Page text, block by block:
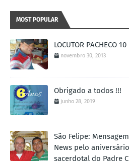
MOST POPULAR
LOCUTOR PACHECO 10
novembro 30, 2013
Obrigado a todos !!!
junho 28, 2019
São Felipe:
News pelo
sacerdotal do Padre